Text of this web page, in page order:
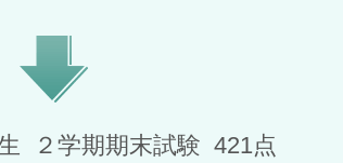
２学期期末試験 421点